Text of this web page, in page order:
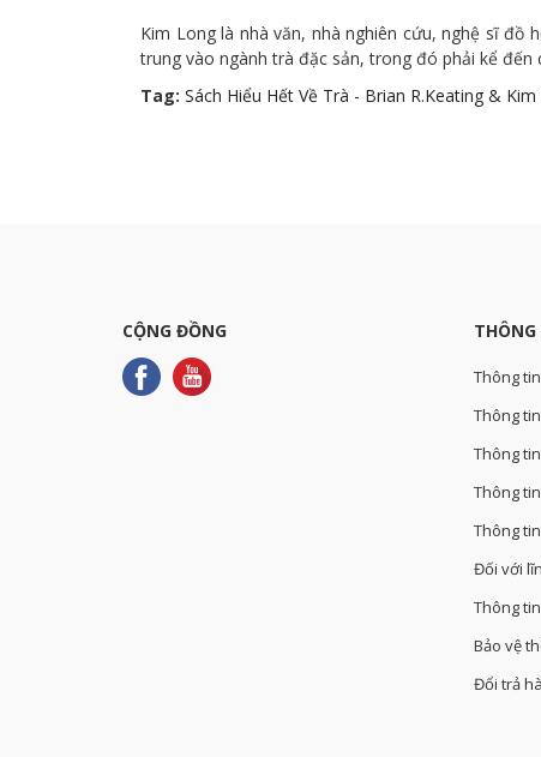
Kim Long là nhà văn, nhà nghiên cứu, nghệ sĩ đồ
trung vào ngành trà đặc sản, trong đó phải kể đến
Tag: Sách Hiểu Hết Về Trà - Brian R.Keating &
CỘNG ĐỒNG
Thông
Thông
Thông
Thông
Thông
Đối với
Thông
Bảo vệ
Đổi trả